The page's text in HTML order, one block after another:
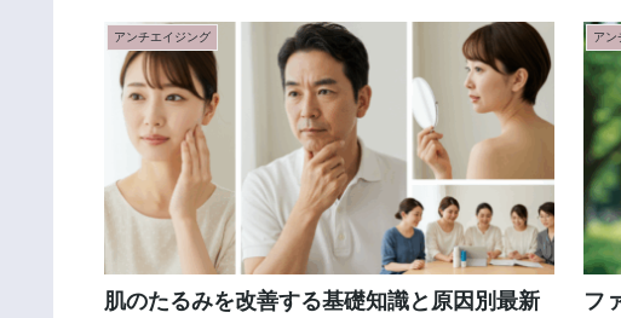
アンチエイジング
肌のたるみを改善する基礎知識と原因別最新
アン
フ